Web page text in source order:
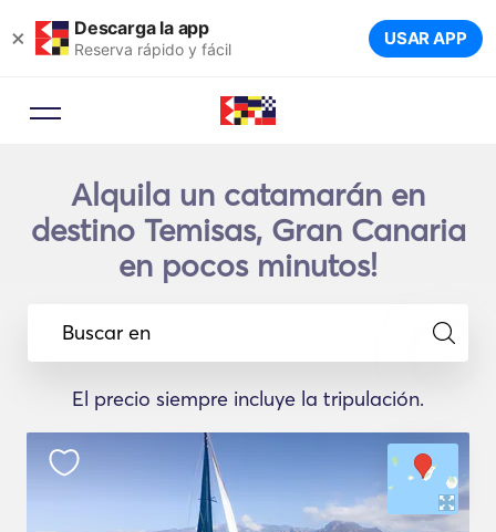
× Descarga la app
Reserva rápido y fácil USAR APP
Alquila un catamarán en
destino Temisas, Gran Canaria
en pocos minutos!
Buscar en
El precio siempre incluye la tripulación.